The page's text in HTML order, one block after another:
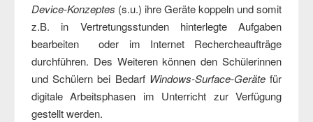
Device-Konzeptes (s.u.) ihre Geräte koppeln und somit
z.B. in Vertretungsstunden hinterlegte Aufgaben
bearbeiten oder im Internet Rechercheaufträge
durchführen. Des Weiteren können den Schülerinnen
und Schülern bei Bedarf Windows-Surface-Gerätefür
digitale Arbeitsphasen im Unterricht zur Verfügung
gestellt werden.